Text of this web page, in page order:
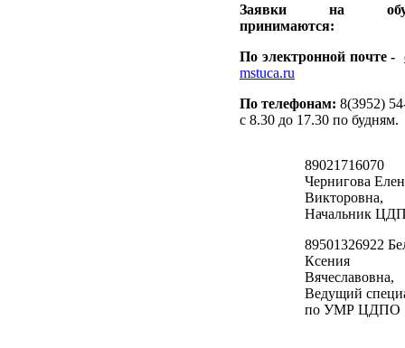
Заявки на
принимаются:
По электронной почте -
mstuca.ru
По телефонам: 8(3952)
c 8.30 до 17.30 по будням.
89021716070
Чернигова
Викторовна,
Начальник
89501326922
Ксения
Вячеславовна,
Ведущий
по УМР ЦДПО